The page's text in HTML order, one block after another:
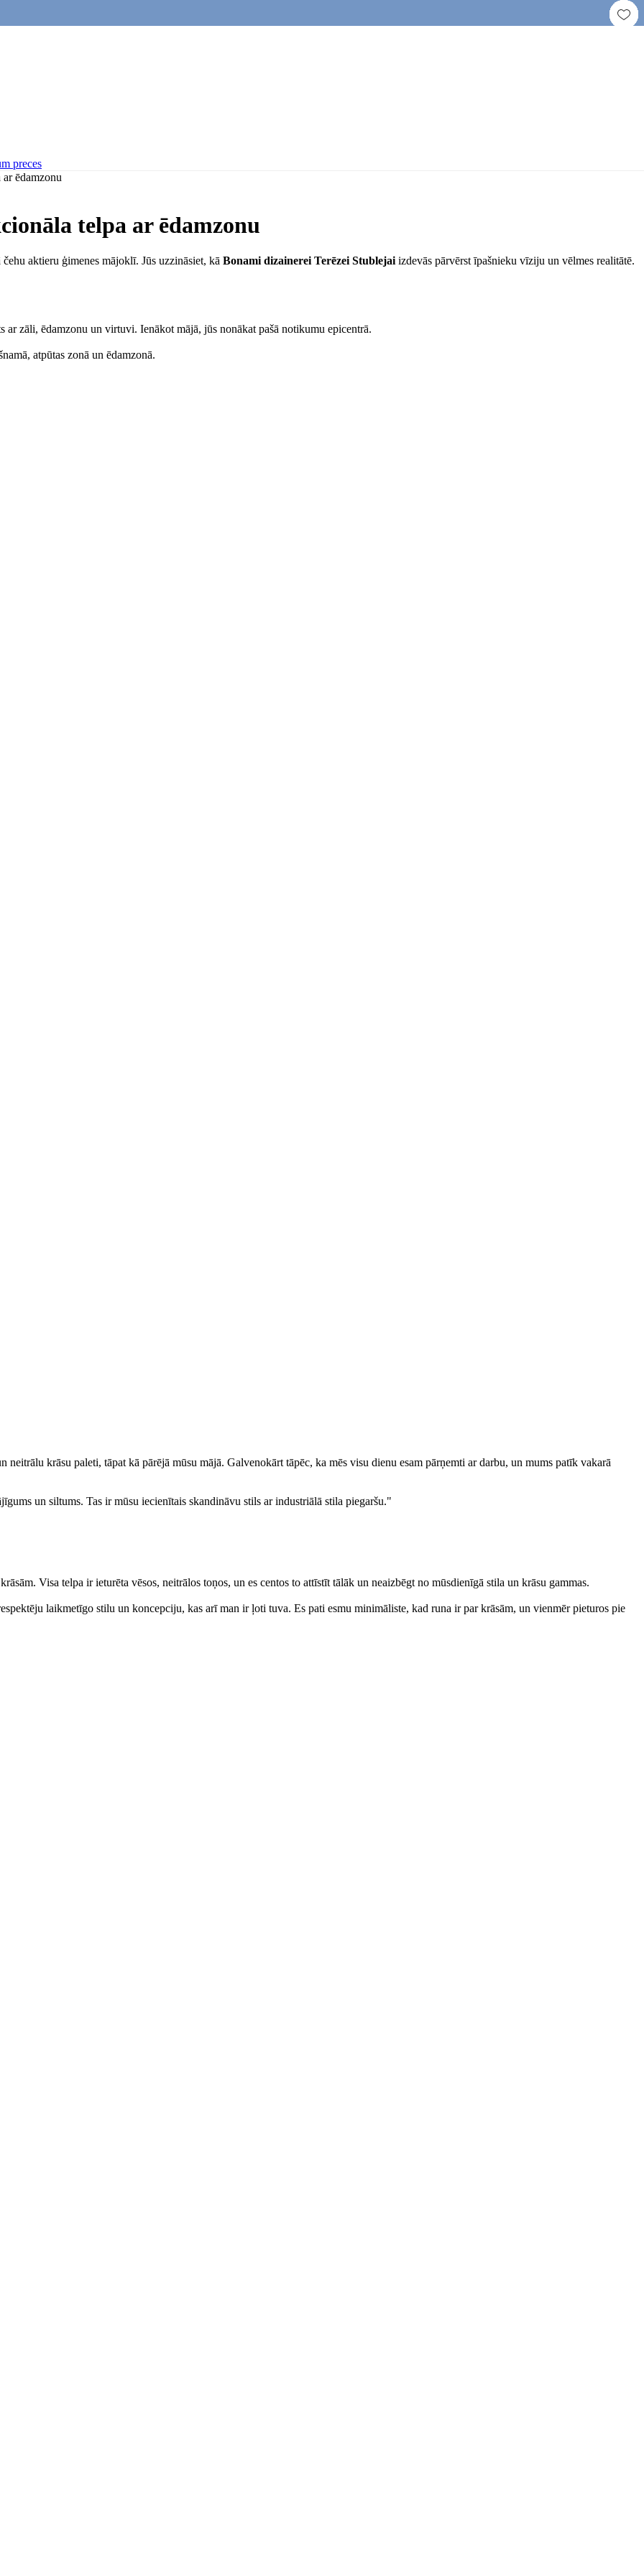
preces
ēdamzonu
telpa ar ēdamzonu
aktieru ģimenes mājoklī. Jūs uzzināsiet, kā Bonami dizainerei Terēzei Stublejai izdevās pārvērst īpašnieku vīziju un vēlmes realitātē.
zāli, ēdamzonu un virtuvi. Ienākot mājā, jūs nonākat pašā notikumu epicentrā.
atpūtas zonā un ēdamzonā.
krāsu paleti, tāpat kā pārējā mūsu mājā. Galvenokārt tāpēc, ka mēs visu dienu esam pārņemti ar darbu, un mums patīk vakarā
un siltums. Tas ir mūsu iecienītais skandināvu stils ar industriālā stila piegaršu."
Visa telpa ir ieturēta vēsos, neitrālos toņos, un es centos to attīstīt tālāk un neaizbēgt no mūsdienīgā stila un krāsu gammas.
laikmetīgo stilu un koncepciju, kas arī man ir ļoti tuva. Es pati esmu minimāliste, kad runa ir par krāsām, un vienmēr pieturos pie